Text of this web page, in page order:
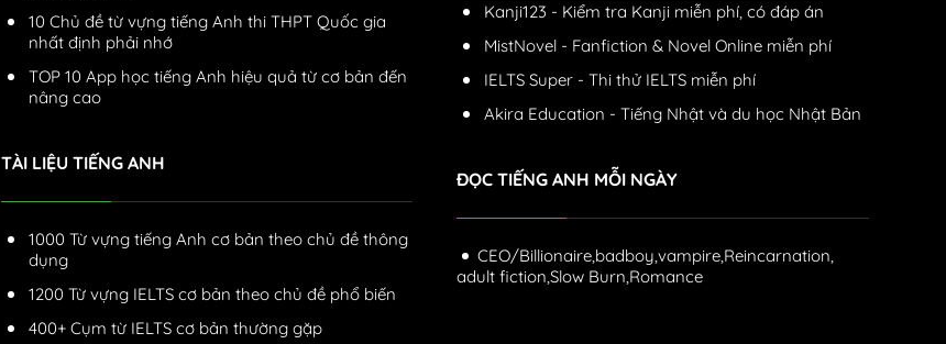
10 Chủ đề từ vựng tiếng Anh thi THPT Quốc gia
nhất định phải nhớ
TOP 10 App học tiếng Anh hiệu quả từ cơ bản đến
nâng cao
TÀI LIỆU TIẾNG ANH
1000 Từ vựng tiếng Anh cơ bản theo chủ đề thông
dụng
1200 Từ vựng IELTS cơ bản theo chủ đề phổ biến
400+ Cụm từ IELTS cơ bản thường gặp
Kanji123 - Kiểm tra Kanji miễn phí, có đáp án
MistNovel - Fanfiction & Novel Online miễn phí
IELTS Super - Thi thử IELTS miễn phí
Akira Education - Tiếng Nhật và du học Nhật Bản
ĐỌC TIẾNG ANH MỖI NGÀY
CEO/Billionaire,badboy,vampire,Reincarnation,
adult fiction,Slow Burn,Romance